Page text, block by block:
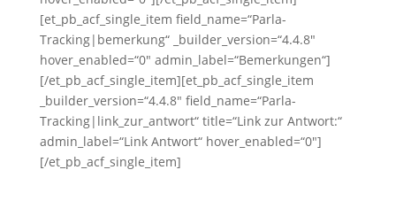
[et_pb_acf_single_item field_name=“Parla-
Tracking|bemerkung“ _builder_version=“4.4.8″
hover_enabled=“0″ admin_label=“Bemerkungen“]
[/et_pb_acf_single_item][et_pb_acf_single_item
_builder_version=“4.4.8″ field_name=“Parla-
Tracking|link_zur_antwort“ title=“Link zur Antwort:“
admin_label=“Link Antwort“ hover_enabled=“0″]
[/et_pb_acf_single_item]